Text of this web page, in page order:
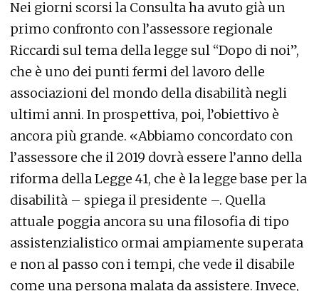
Nei giorni scorsi la Consulta ha avuto già un
primo confronto con l’assessore regionale
Riccardi sul tema della legge sul “Dopo di noi”,
che è uno dei punti fermi del lavoro delle
associazioni del mondo della disabilità negli
ultimi anni. In prospettiva, poi, l’obiettivo è
ancora più grande. «Abbiamo concordato con
l’assessore che il 2019 dovrà essere l’anno della
riforma della Legge 41, che è la legge base per la
disabilità – spiega il presidente –. Quella
attuale poggia ancora su una filosofia di tipo
assistenzialistico ormai ampiamente superata
e non al passo con i tempi, che vede il disabile
come una persona malata da assistere. Invece,